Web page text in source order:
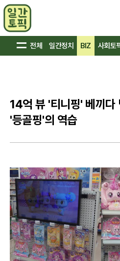
전체 일간정치 BIZ 사회토
14억 뷰 '티니핑' 베끼다
'등골핑'의 역습